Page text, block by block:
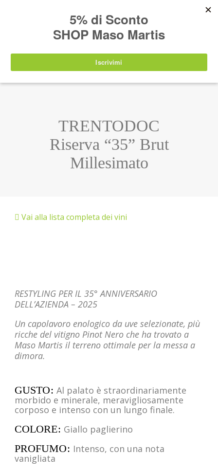
IT EN DE SHOP
TRENTODOC
Riserva “35” Brut
Millesimato
Vai alla lista completa dei vini
RESTYLING PER IL 35° ANNIVERSARIO
DELL’AZIENDA – 2025
Un capolavoro enologico da uve selezionate, più
ricche del vitigno Pinot Nero che ha trovato a
Maso Martis il terreno ottimale per la messa a
dimora.
GUSTO Al palato è straordinariamente
morbido e minerale, meravigliosamente
corposo e intenso con un lungo finale.
COLORE Giallo paglierino
PROFUMO Intenso, con una nota
vanigliata
nuovamente disponibili a partire da
agosto 2026.